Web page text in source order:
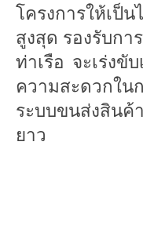
โครงการให้เป็
สูงสุด รองรับกา
ท่าเรือ จะเร่งขั
ความสะดวกใ
ระบบขนส่งสินค้
ยาว